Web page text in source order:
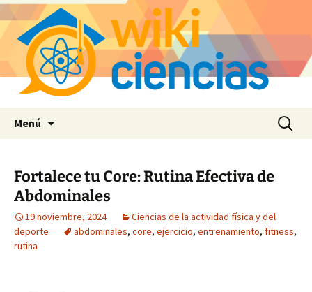
Menú Buscar:
Fortalece tu Core: Rutina Efectiva de
Abdominales
19 noviembre, 2024
Ciencias de la actividad física y del
deporte
abdominales, core, ejercicio, entrenamiento, fitness,
rutina